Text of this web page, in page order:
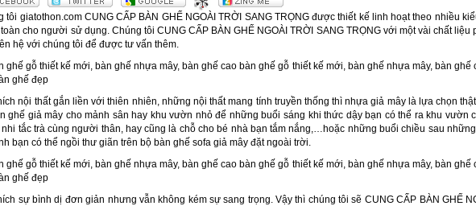
tôi giatothon.com CUNG CẤP BÀN GHẾ NGOÀI TRỜI SANG TRỌNG được thiết kế linh hoạt theo nhiều
cho người sử dụng. Chúng tôi CUNG CẤP BÀN GHẾ NGOÀI TRỜI SANG TRỌNG với một vài chất
hệ với chúng tôi để được tư vấn thêm.
nội thất gắn liền với thiên nhiên, những nội thất mang tính truyền thống thì nhựa giả mây là lựa chọn
ghế giả mây cho mảnh sân hay khu vườn nhỏ để những buổi sáng khi thức dậy bạn có thể ra khu vườn
nhi tắc trà cùng người thân, hay cũng là chỗ cho bé nhà bạn tắm nắng,…hoặc những buổi chiều sau
bạn có thể ngồi thư giãn trên bộ bàn ghế sofa giả mây đặt ngoài trời.
sự bình dị đơn giản nhưng vẫn không kém sự sang trọng. Vậy thì chúng tôi sẽ CUNG CẤP BÀN GHẾ